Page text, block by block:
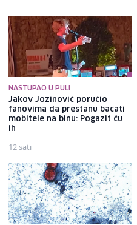
NASTUPAO U PULI
Jakov Jozinović poručio
fanovima da prestanu bacati
mobitele na binu: Pogazit ću
ih
12 sati